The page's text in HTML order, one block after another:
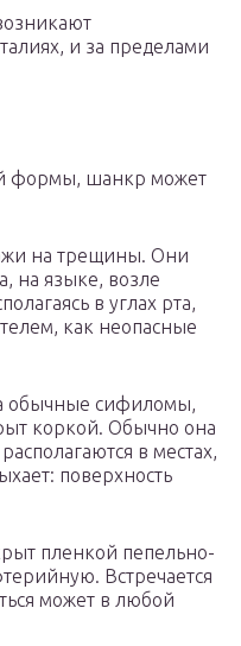
и за пределами
формы, шанкр может
на трещины. Они
на языке, возле
в углах рта,
как неопасные
обычные сифиломы,
коркой. Обычно она
в местах,
поверхность
пленкой пепельно-
Встречается
может в любой